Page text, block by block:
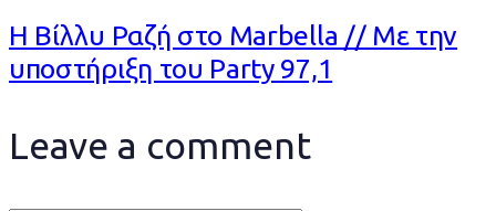
Η Βίλλυ Ραζή στο Marbella // Με την
υποστήριξη του Party 97,1
Leave a comment